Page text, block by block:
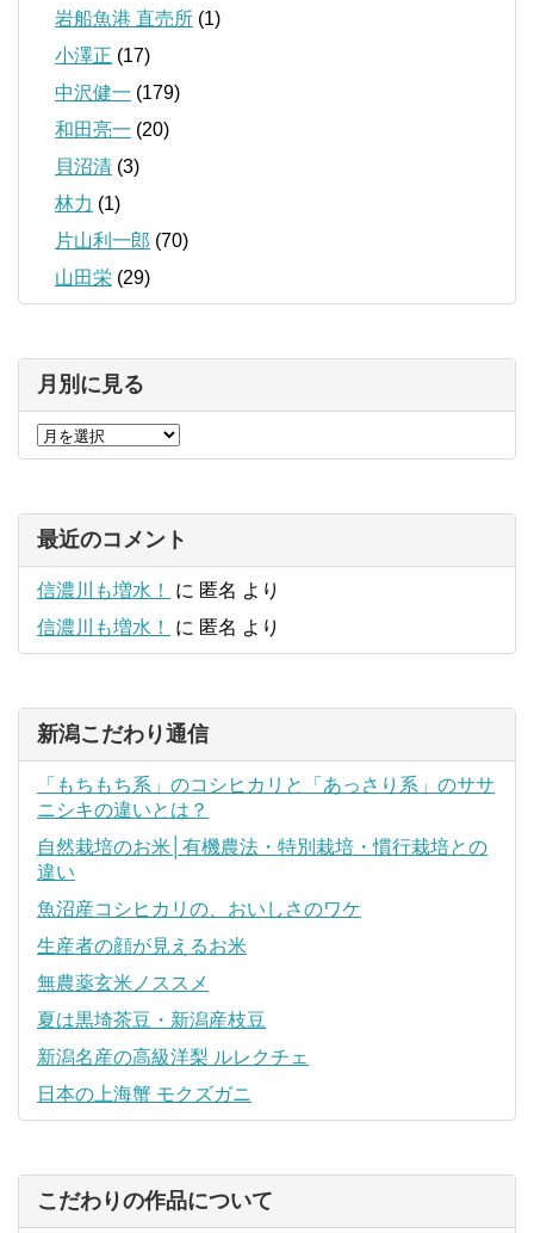
岩船魚港 直売所 (1)
小澤正 (17)
中沢健一 (179)
和田亮一 (20)
貝沼清 (3)
林力 (1)
片山利一郎 (70)
山田栄 (29)
月別に見る
最近のコメント
信濃川も増水！ に 匿名 より
信濃川も増水！
に 匿名 より
新潟こだわり通信
「もちもち系」のコシヒカリと「あっさり系」のササ
ニシキの違いとは？
自然栽培のお米│有機農法・特別栽培・慣行栽培との
違い
魚沼産コシヒカリの、おいしさのワケ
生産者の顔が見えるお米
無農薬玄米ノススメ
夏は黒埼茶豆・新潟産枝豆
新潟名産の高級洋梨 ルレクチェ
日本の上海蟹 モクズガニ
こだわりの作品について